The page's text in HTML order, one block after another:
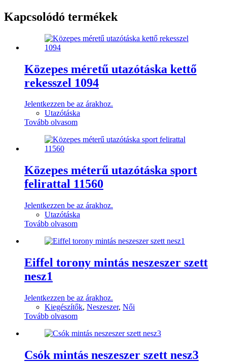
Kapcsolódó termékek
Közepes méretű utazótáska kettő
rekesszel 1094
Jelentkezzen be az árakhoz.
Utazótáska
Tovább olvasom
Közepes méterű utazótáska sport
felirattal 11560
Jelentkezzen be az árakhoz.
Utazótáska
Tovább olvasom
Eiffel torony mintás neszeszer szett
nesz1
Jelentkezzen be az árakhoz.
Kiegészítők, Neszeszer, Női
Tovább olvasom
Csók mintás neszeszer szett nesz3